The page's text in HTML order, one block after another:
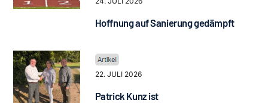
Hoffnung auf Sanierung gedämpft
22. JULI 2026
Patrick Kunz ist